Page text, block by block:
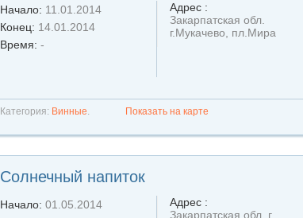
Начало: 11.01.2014
Конец: 14.01.2014
Время: -
Адрес :
Закарпатская обл.
г.Мукачево, пл.Мира
Категория: Винные. Показать на карте
Солнечный напиток
Начало: 01.05.2014
Адрес :
Закарпатская обл. г.